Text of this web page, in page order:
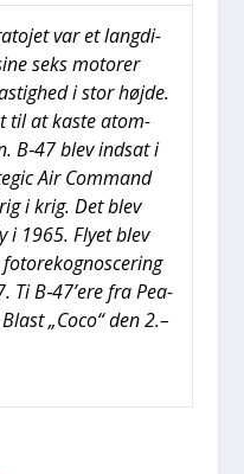
var et lang­di­
seks moto­rer
i stor høj­de.
til at kaste atom­
B‑47 blev ind­sat i
Air Com­mand
i krig. Det blev
i 1965. Fly­et blev
Ti B‑47’ere fra Pea­
„Coco“ den 2.–